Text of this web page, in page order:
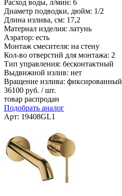
Расход воды, л/мин: 6
Диаметр подводки, дюйм: 1/2
Длина излива, см: 17,2
Материал изделия: латунь
Аэратор: есть
Монтаж смесителя: на стену
Кол-во отверстий для монтажа: 2
Тип управления: бесконтактный
Выдвижной излив: нет
Вращение излива: фиксированный
36100 руб. / шт.
товар распродан
Подобрать аналог
Арт: 19408GL1